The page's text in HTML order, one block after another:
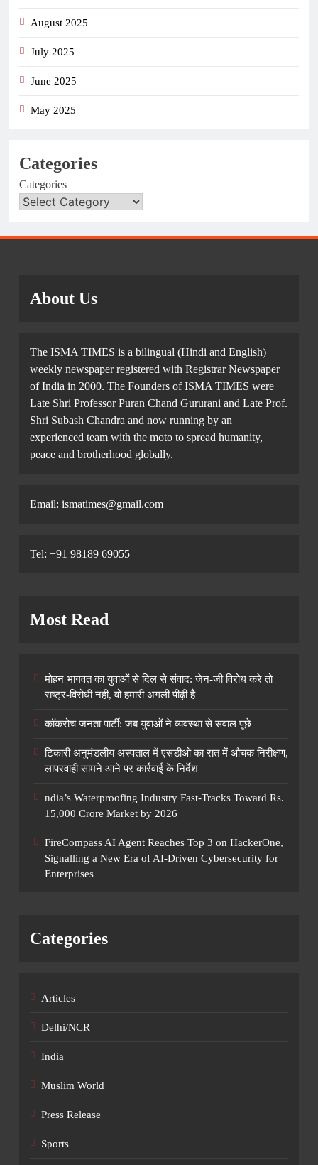
August 2025
July 2025
June 2025
May 2025
Categories
Categories
About Us
The ISMA TIMES is a bilingual (Hindi and English)
weekly newspaper registered with Registrar Newspaper
of India in 2000. The Founders of ISMA TIMES were
Late Shri Professor Puran Chand Gururani and Late Prof.
Shri Subash Chandra and now running by an
experienced team with the moto to spread humanity,
peace and brotherhood globally.
Email: ismatimes@gmail.com
Tel: +91 98189 69055
Most Read
मोहन भागवत का युवाओं से दिल से संवाद: जेन-जी विरोध करे तो
राष्ट्र-विरोधी नहीं, वो हमारी अगली पीढ़ी है
कॉकरोच जनता पार्टी: जब युवाओं ने व्यवस्था से सवाल पूछे
टिकारी अनुमंडलीय अस्पताल में एसडीओ का रात में औचक निरीक्षण,
लापरवाही सामने आने पर कार्रवाई के निर्देश
ndia’s Waterproofing Industry Fast-Tracks Toward Rs.
15,000 Crore Market by 2026
FireCompass AI Agent Reaches Top 3 on HackerOne,
Signalling a New Era of AI-Driven Cybersecurity for
Enterprises
Categories
Articles
Delhi/NCR
India
Muslim World
Press Release
Sports